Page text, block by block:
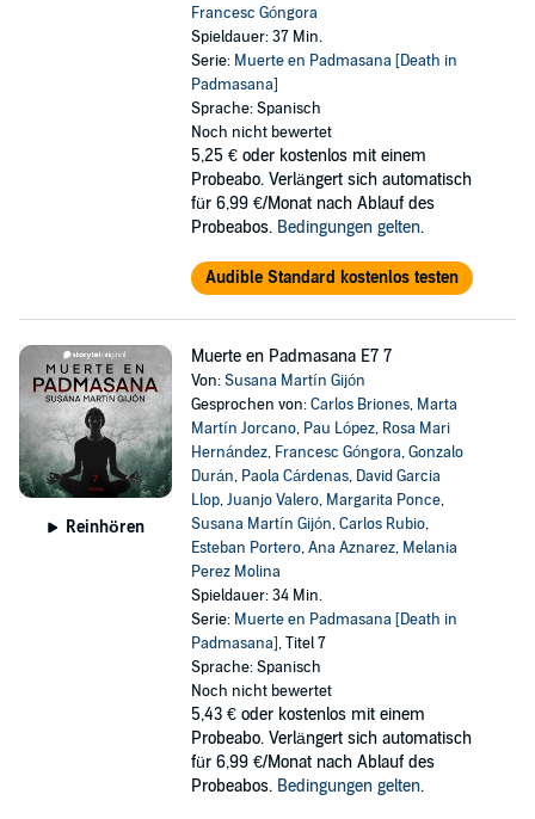
Francesc Góngora
Spieldauer: 37 Min.
Serie: Muerte en Padmasana [Death in
Padmasana]
Sprache: Spanisch
Noch nicht bewertet
5,25 € oder kostenlos mit einem
Probeabo. Verlängert sich automatisch
für 6,99 €/Monat nach Ablauf des
Probeabos. Bedingungen gelten.
Audible Standard kostenlos testen
Reinhören
Muerte en Padmasana E7 7
Von:Susana Martín Gijón
Gesprochen von:Carlos Briones, Marta
Martín Jorcano, Pau López, Rosa Mari
Hernández, Francesc Góngora,Gonzalo
Durán, Paola Cárdenas, David Garcia
Llop,Juanjo Valero, Margarita Ponce,
Susana Martín Gijón,Carlos Rubio,
Esteban Portero,Ana Aznarez, Melania
Perez Molina
Spieldauer: 34 Min.
Serie: Muerte en Padmasana [Death in
Padmasana], Titel 7
Sprache: Spanisch
Noch nicht bewertet
5,43 € oder kostenlos mit einem
Probeabo. Verlängert sich automatisch
für 6,99 €/Monat nach Ablauf des
Probeabos. Bedingungen gelten.